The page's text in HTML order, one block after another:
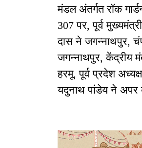
मंडल अंतर्गत रॉक
307 पर, पूर्व
दास ने जगन्नाथपुर,
जगन्नाथपुर, केंद्रीय
हरमू, पूर्व प्रदेश
यदुनाथ पांडेय ने अपर